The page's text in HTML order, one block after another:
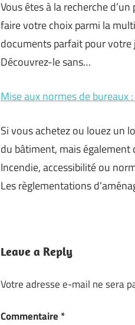
Vous êtes à la recherche
faire votre choix parmi la
documents parfait pour votre
Découvrez-le sans…
Mise aux normes de bureaux
Si vous achetez ou louez un
du bâtiment, mais également
Incendie, accessibilité ou
Les règlementations
Leave a Reply
Votre adresse e-mail ne sera
Commentaire *